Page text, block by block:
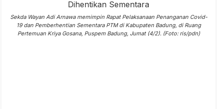
Sekda Wayan Adi Arnawa memimpin Rapat Pelaksanaan Penanganan Covid-
19 dan Pemberhentian Sementara PTM di Kabupaten Badung, di Ruang
Pertemuan Kriya Gosana, Puspem Badung, Jumat (4/2). (Foto: ris/pdn)